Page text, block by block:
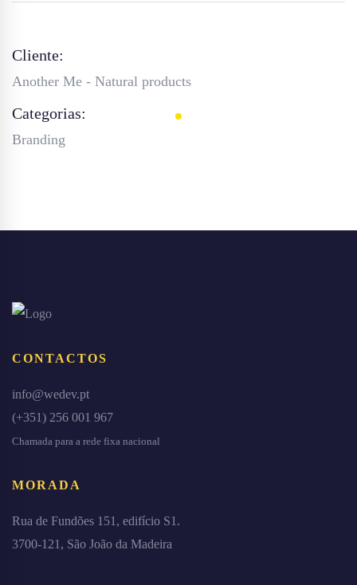
Cliente:
Another Me - Natural products
Categorias:
Branding
CONTACTOS
info@wedev.pt
(+351) 256 001 967
Chamada para a rede fixa nacional
MORADA
Rua de Fundões 151, edifício S1.
3700-121, São João da Madeira